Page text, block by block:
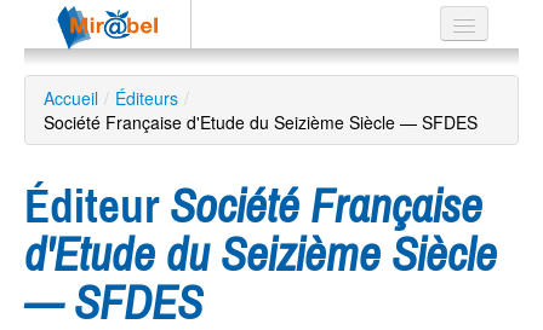
Le réseau
Soutien
Recherche
avancée
Accueil / Éditeurs /
Société Française d'Etude du Seizième Siècle — SFDES
Éditeur Société Française
d'Etude du Seizième Siècle
— SFDES